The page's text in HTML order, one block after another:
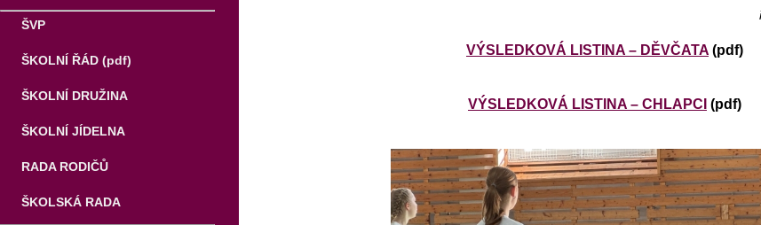
ŠVP
ŠKOLNÍ ŘÁD (pdf)
ŠKOLNÍ DRUŽINA
ŠKOLNÍ JÍDELNA
RADA RODIČŮ
ŠKOLSKÁ RADA
VÝSLEDKOVÁ LISTINA – DĚVČATA(pdf)
VÝSLEDKOVÁ LISTINA – CHLAPCI (pdf)